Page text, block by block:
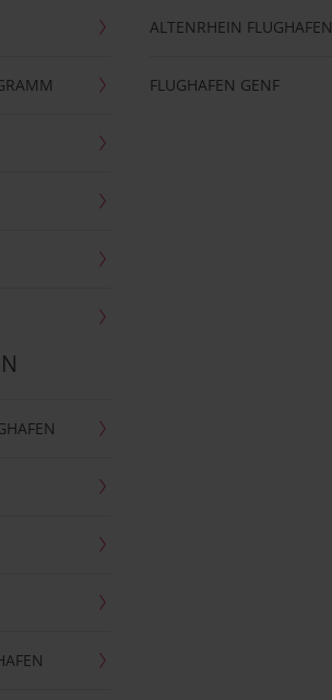
ALTENRHEIN FLUGHAFEN
FLUGHAFEN GENF